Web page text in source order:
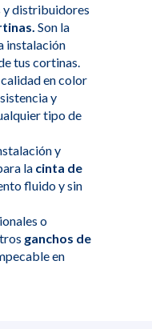
y distribuidores
Son la
instalación
tus cortinas.
en color
y
tipo de
y
la cinta de
fluido y sin
o
ganchos de
en